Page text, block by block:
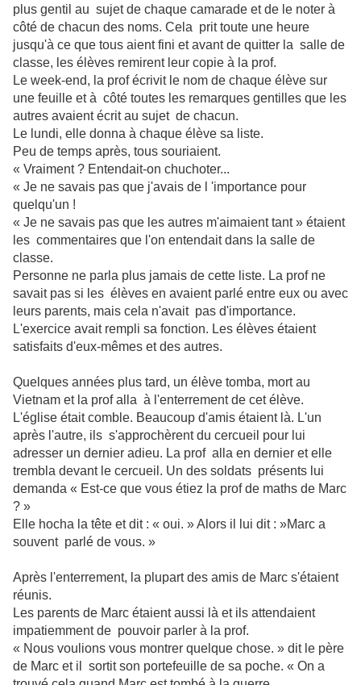
plus gentil au sujet de chaque camarade et de le noter à
côté de chacun des noms. Cela prit toute une heure
jusqu'à ce que tous aient fini et avant de quitter la salle de
classe, les élèves remirent leur copie à la prof.
Le week-end, la prof écrivit le nom de chaque élève sur
une feuille et à côté toutes les remarques gentilles que les
autres avaient écrit au sujet de chacun.
Le lundi, elle donna à chaque élève sa liste.
Peu de temps après, tous souriaient.
« Vraiment ? Entendait-on chuchoter...
« Je ne savais pas que j'avais de l 'importance pour
quelqu'un !
« Je ne savais pas que les autres m'aimaient tant » étaient
les commentaires que l'on entendait dans la salle de
classe.
Personne ne parla plus jamais de cette liste. La prof ne
savait pas si les élèves en avaient parlé entre eux ou avec
leurs parents, mais cela n'avait pas d'importance.
L'exercice avait rempli sa fonction. Les élèves étaient
satisfaits d'eux-mêmes et des autres.
Quelques années plus tard, un élève tomba, mort au
Vietnam et la prof alla à l'enterrement de cet élève.
L'église était comble. Beaucoup d'amis étaient là. L'un
après l'autre, ils s'approchèrent du cercueil pour lui
adresser un dernier adieu. La prof alla en dernier et elle
trembla devant le cercueil. Un des soldats présents lui
demanda « Est-ce que vous étiez la prof de maths de Marc
? »
Elle hocha la tête et dit : « oui. » Alors il lui dit : »Marc a
souvent parlé de vous. »
Après l'enterrement, la plupart des amis de Marc s'étaient
réunis.
Les parents de Marc étaient aussi là et ils attendaient
impatiemment de pouvoir parler à la prof.
« Nous voulions vous montrer quelque chose. » dit le père
de Marc et il sortit son portefeuille de sa poche. « On a